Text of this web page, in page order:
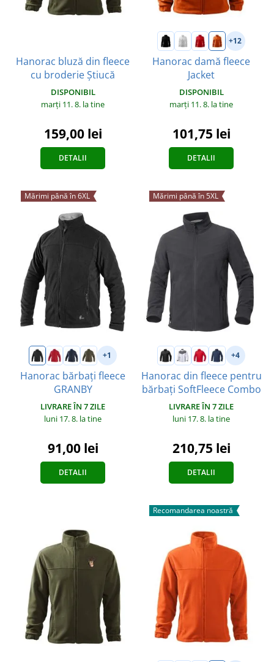
Hanorac bluză din fleece
cu broderie Știucă
DISPONIBIL
marți 11. 8. la tine
159,00 lei
DETALII
+12
Hanorac damă fleece
Jacket
DISPONIBIL
marți 11. 8. la tine
101,75 lei
DETALII
Mărimi până în 6XL
+1
Hanorac bărbați fleece
GRANBY
LIVRARE ÎN 7 ZILE
luni 17. 8. la tine
91,00 lei
DETALII
Mărimi până în 5XL
+4
Hanorac din fleece pentru
bărbați SoftFleece Combo
LIVRARE ÎN 7 ZILE
luni 17. 8. la tine
210,75 lei
DETALII
Recomandarea noastră